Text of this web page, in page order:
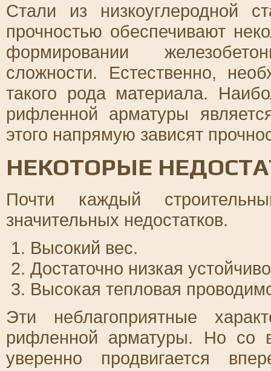
Стали из низкоуглеродной
прочностью обеспечивают
формировании
сложности. Естественно,
такого рода материала.
рифленной арматуры
этого напрямую зависят
НЕКОТОРЫЕ
Почти каждый
значительных недостатков.
Высокий вес.
Достаточно низкая
Высокая тепловая
Эти неблагоприятные
рифленной арматуры. Но со
уверенно продвигается